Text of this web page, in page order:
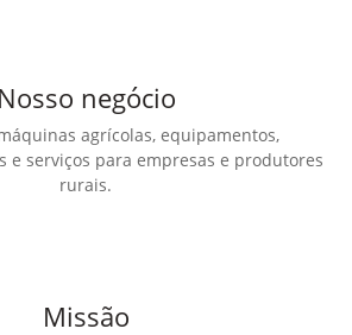
Nosso negócio
agrícolas, equipamentos,
e serviços para empresas e produtores
rurais.
Missão